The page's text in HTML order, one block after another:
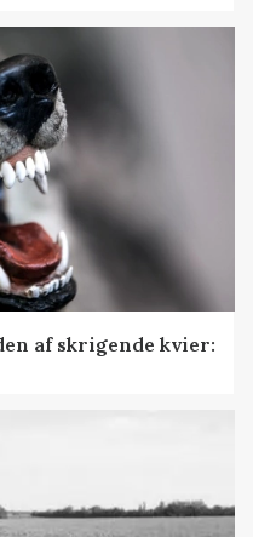
af skrigende kvier: